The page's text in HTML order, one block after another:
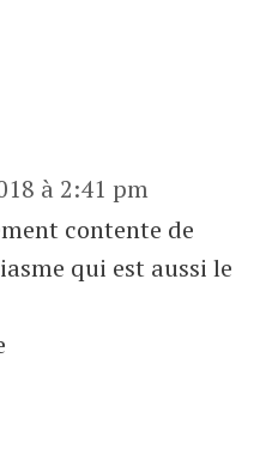
à 2:41 pm
contente de
qui est aussi le